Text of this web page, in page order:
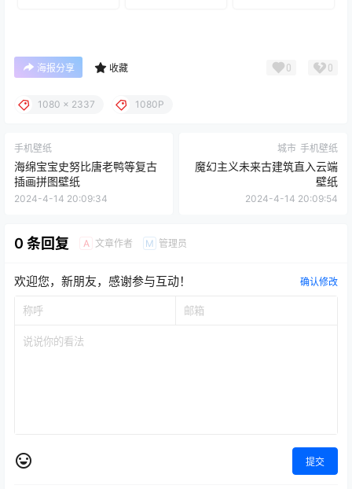
海报分享 收藏 0 0
1080 x 2337 1080P
手机壁纸
海绵宝宝史努比唐老鸭等复古
插画拼图壁纸
2024-4-14 20:09:34
城市 手机壁纸
魔幻主义未来古建筑直入云端
壁纸
2024-4-14 20:09:54
0 条回复 A 文章作者 M 管理员
欢迎您，新朋友，感谢参与互动！ 确认修改
提交